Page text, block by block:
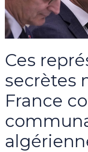
Ces
secrètes
France